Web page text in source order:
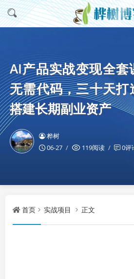
AI产品实战变现全套
无需代码，三十天
搭建长期副业资产
桦树
06-27
119阅读 0评
首页 实战项目 正文